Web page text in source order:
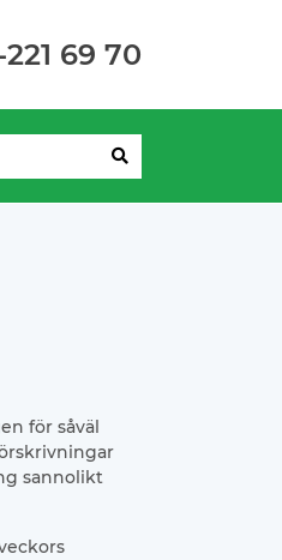
69 70
för såväl
sannolikt